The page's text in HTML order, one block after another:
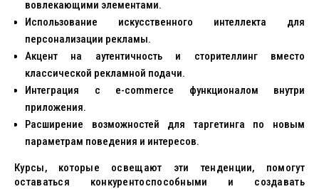
вовлекающими элементами.
Использование искусственного интеллекта для
персонализации рекламы.
Акцент на аутентичность и сторителлинг вместо
классической рекламной подачи.
Интеграция с e-commerce функционалом внутри
приложения.
Расширение возможностей для таргетинга по новым
параметрам поведения и интересов.
Курсы, которые освещают эти тенденции, помогут
оставаться конкурентоспособными и создавать